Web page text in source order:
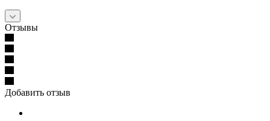
Отзывы
Добавить отзыв